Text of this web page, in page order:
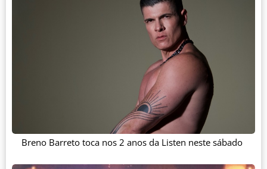
Breno Barreto toca nos 2 anos da Listen neste sábado